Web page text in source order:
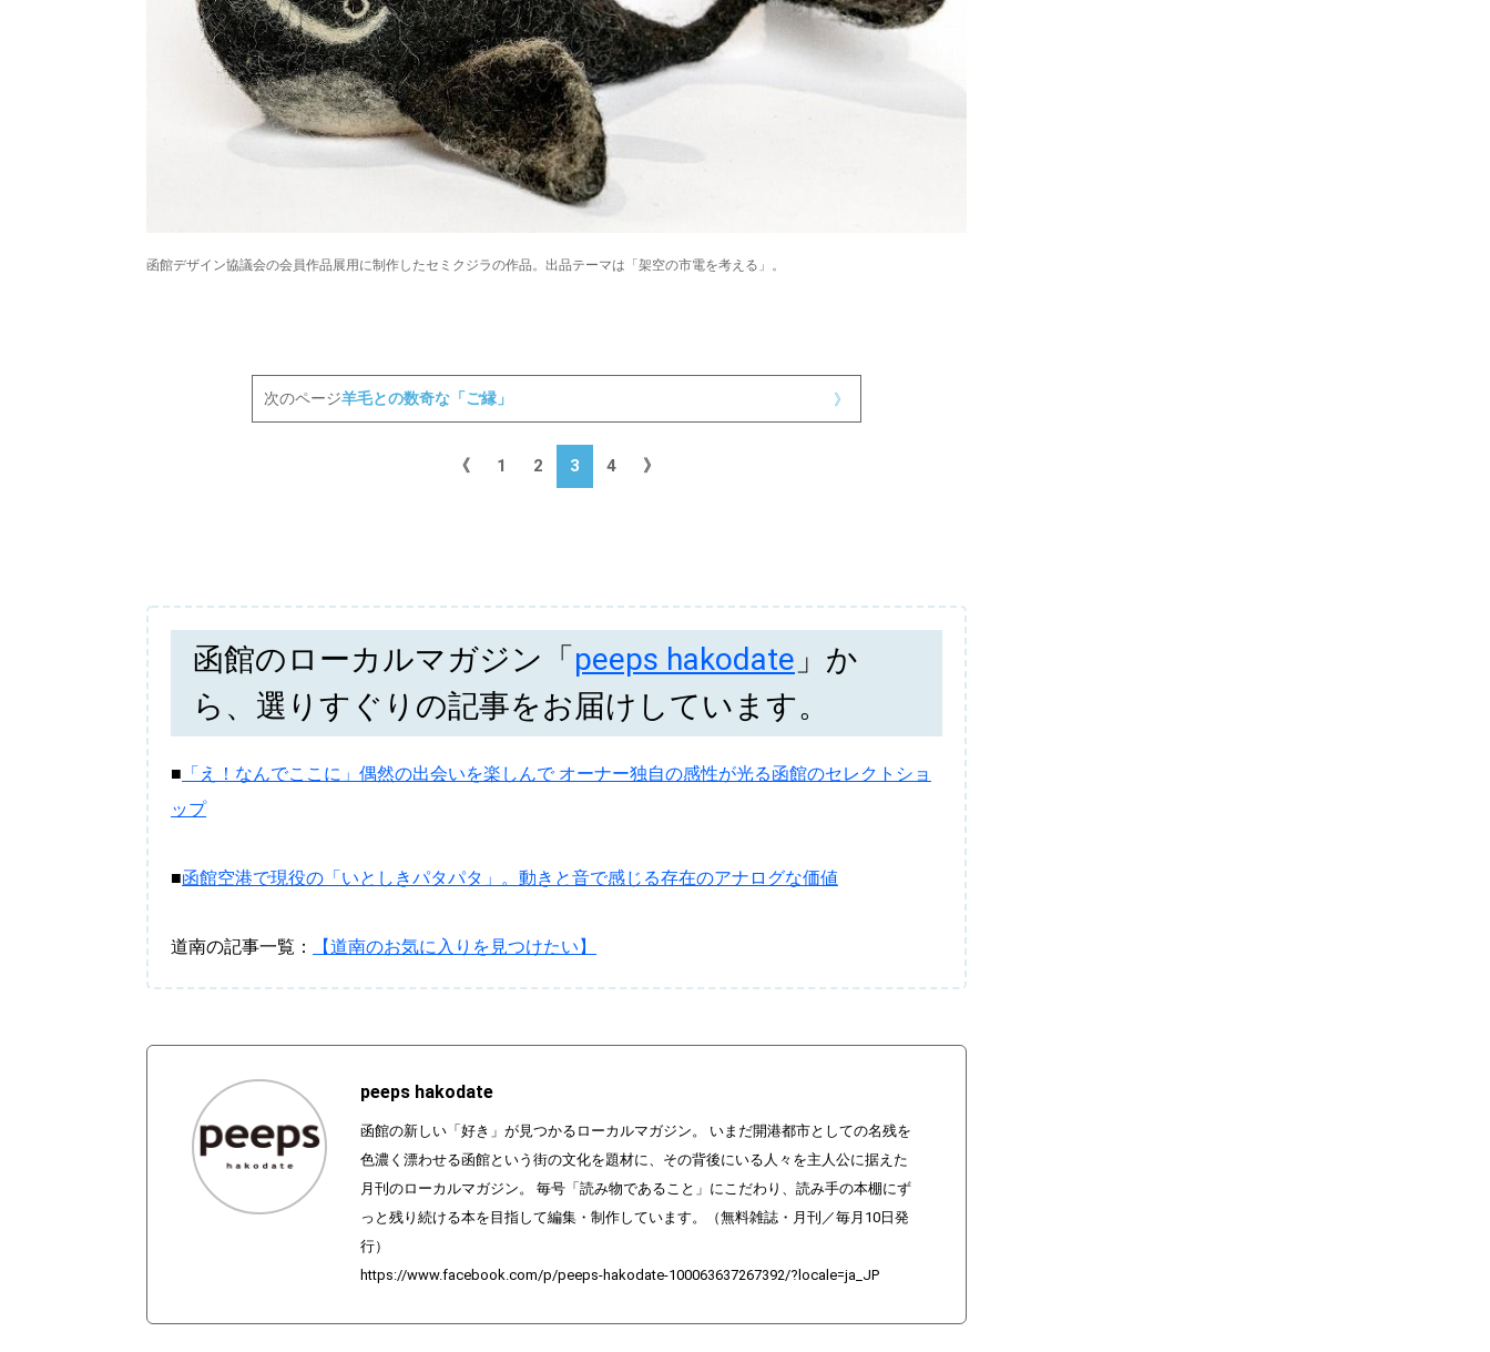
閉じる
【暮らしの知恵を身につけたい】
函館デザイン協議会の会員作品展用に制作したセミクジラの作品。出品テーマは「架空の市電を考える」。
次のページ羊毛との数奇な「ご縁」 》
《 1 2 3 4 》
函館のローカルマガジン「 peeps hakodate 」か
ら、選りすぐりの記事をお届けしています。
■ 「え！なんでここに」偶然の出会いを楽しんで オーナー独自の感性が光る函館のセレクトショ
ップ
■函館空港で現役の「いとしきパタパタ」。動きと音で感じる存在のアナログな価値
道南の記事一覧： 【道南のお気に入りを見つけたい】
peeps hakodate
函館の新しい「好き」が見つかるローカルマガジン。 いまだ開港都市としての名残を
色濃く漂わせる函館という街の文化を題材に、その背後にいる人々を主人公に据えた
月刊のローカルマガジン。 毎号「読み物であること」にこだわり、読み手の本棚にず
っと残り続ける本を目指して編集・制作しています。（無料雑誌・月刊／毎月10日発
行）
https://www.facebook.com/p/peeps-hakodate-100063637267392/?locale=ja_JP